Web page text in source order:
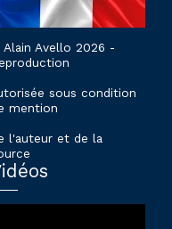
Avello 2026 -
sous condition
mention
l'auteur et de la